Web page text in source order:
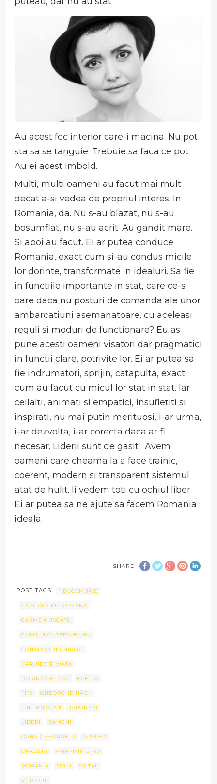
Au acest foc interior care-i macina. Nu pot
sta sa se tanguie. Trebuie sa faca ce pot.
Au ei acest imbold.
Multi, multi oameni au facut mai mult
decat a-si vedea de propriul interes. In
Romania, da. Nu s-au blazat, nu s-au
bosumflat, nu s-au acrit. Au gandit mare.
Si apoi au facut. Ei ar putea conduce
Romania, exact cum si-au condus micile
lor dorinte, transformate in idealuri. Sa fie
in functiile importante in stat, care ce-s
oare daca nu posturi de comanda ale unor
ambarcatiuni asemanatoare, cu aceleasi
reguli si moduri de functionare? Eu as
pune acesti oameni visatori dar pragmatici
in functii clare, potrivite lor. Ei ar putea sa
fie indrumatori, sprijin, catapulta, exact
cum au facut cu micul lor stat in stat. Iar
ceilalti, animati si empatici, insufletiti si
inspirati, nu mai putin merituosi, i-ar urma,
i-ar dezvolta, i-ar corecta daca ar fi
necesar. Liderii sunt de gasit. Avem
oameni care cheama la a face trainic,
coerent, modern si transparent sistemul
atat de hulit. Ii vedem toti cu ochiul liber.
Ei ar putea sa ne ajute sa facem Romania
ideala.
SHARE
POST TAGS 1 DECEMBRIE
CAPITALA EUROPEANA
CARMEN USCATU
CATALIN CARSTOVEANU
CONSTANTIN CHIRIAC
DARUIESTE VIATA
DORINA CHIRIAC ECHIPA
FITS GHEORGHE HAGI
ILIE BOLOJAN JAPONEZI
LIDERI OAMENI
OANA GHEORGHIU ORADEA
ORADENI PRIM-MINISTRU
ROMANIA SIBIU SPITAL
VIITORUL